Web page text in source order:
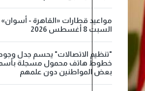
مواعيد قطارات «القاهرة - أسوان»
السبت 8 أغسطس 2026
"تنظيم الاتصالات" يحسم جدل
خطوط هاتف محمول مسجلة
بعض المواطنين دون علمهم